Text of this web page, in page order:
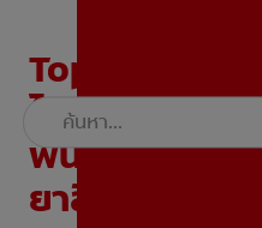
Topic: สายกิ
ไงเมื่อกรดไห
ฟัน พร้อมวิธีแ
ยาสีฟันเกลือที่